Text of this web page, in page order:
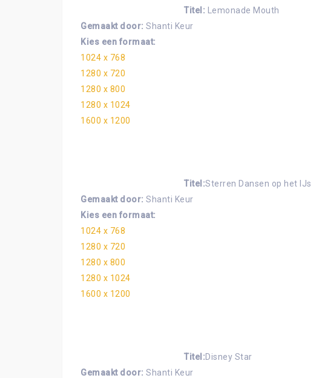
Titel: Lemonade Mouth
Gemaakt door: Shanti Keur
Kies een formaat:
1024 x 768
1280 x 720
1280 x 800
1280 x 1024
1600 x 1200
Titel:Sterren Dansen op het IJs
Gemaakt door: Shanti Keur
Kies een formaat:
1024 x 768
1280 x 720
1280 x 800
1280 x 1024
1600 x 1200
Titel:Disney Star
Gemaakt door: Shanti Keur